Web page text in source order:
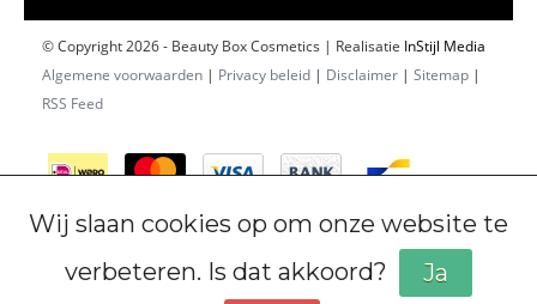
© Copyright 2026 - Beauty Box Cosmetics | Realisatie InStijl Media
Algemene voorwaarden | Privacy beleid | Disclaimer | Sitemap |
RSS Feed
Wij slaan cookies op om onze website te
verbeteren. Is dat akkoord?
Ja